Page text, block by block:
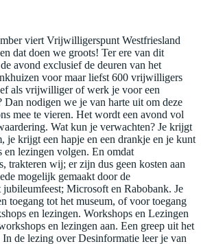
viert Vrijwilligerspunt Westfriesland
dat doen we groots! Ter ere van dit
avond exclusief de deuren van het
voor maar liefst 600 vrijwilligers
als vrijwilliger of werk je voor een
nodigen we je van harte uit om deze
mee te vieren. Het wordt een avond vol
Wat kun je verwachten? Je krijgt
je krijgt een hapje en een drankje en je kunt
en lezingen volgen. En omdat
trakteren wij; er zijn dus geen kosten aan
mogelijk gemaakt door de
Microsoft en Rabobank. Je
toegang tot het museum, of voor toegang
en lezingen. Workshops en Lezingen
en lezingen aan. Een greep uit het
de lezing over Desinformatie leer je van